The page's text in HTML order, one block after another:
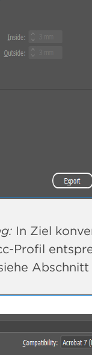
In Ziel
Profil
Abschnitt